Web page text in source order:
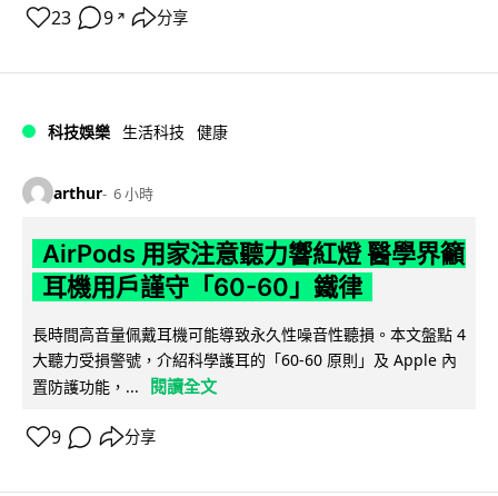
23 9 ↗ 分享
科技娛樂 生活科技 健康
arthur 6 小時
AirPods 用家注意聽力響紅燈 醫學界籲
耳機用戶謹守「60-60」鐵律
長時間高音量佩戴耳機可能導致永久性噪音性聽損。本文盤點 4
大聽力受損警號，介紹科學護耳的「60-60 原則」及 Apple 內
置防護功能，...
閱讀全文
9 分享